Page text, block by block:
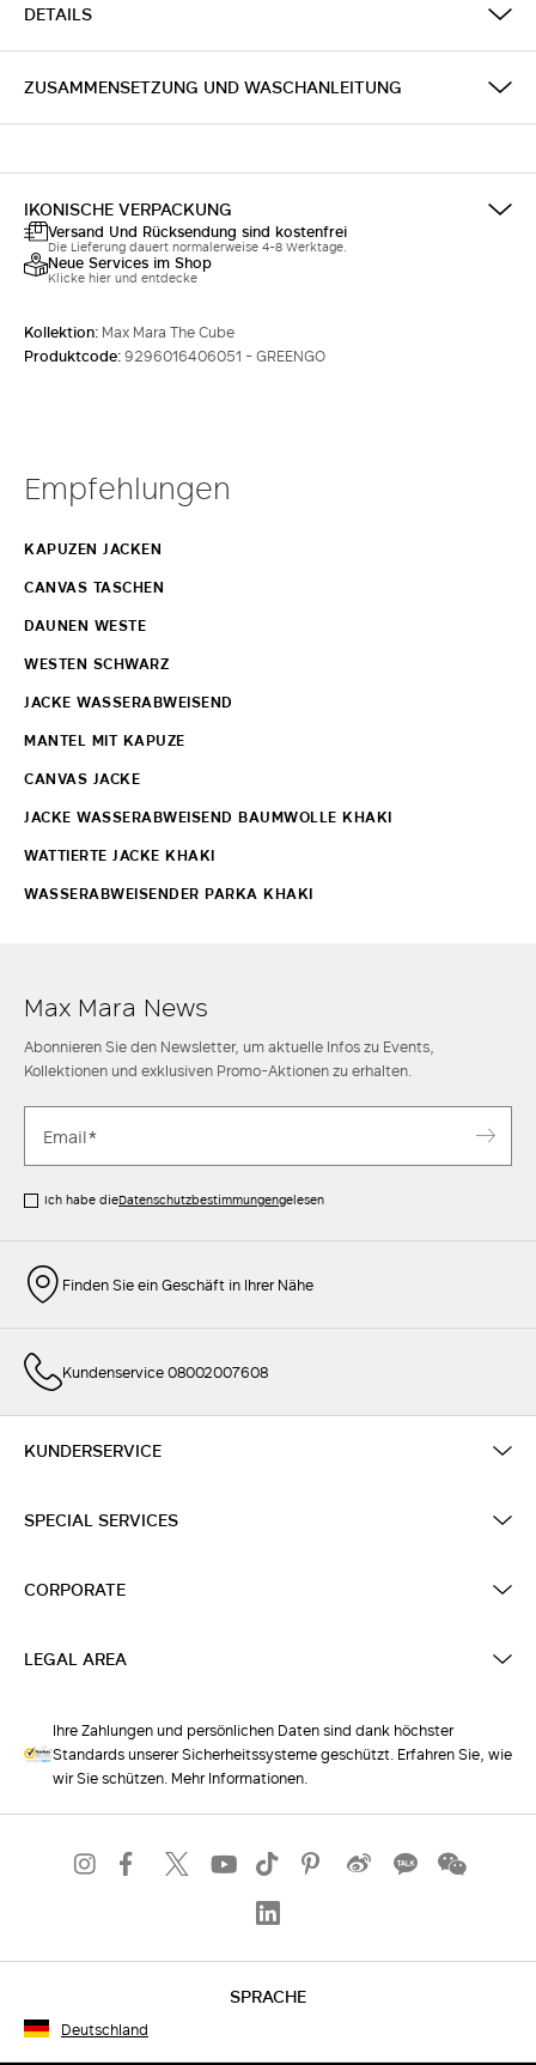
DETAILS
ZUSAMMENSETZUNG UND WASCHANLEITUNG
IKONISCHE VERPACKUNG
Versand Und Rücksendung sind kostenfrei
Die Lieferung dauert normalerweise 4-8 Werktage.
Neue Services im Shop
Klicke hier und entdecke
Kollektion: Max Mara The Cube
Produktcode:9296016406051 - GREENGO
Empfehlungen
KAPUZEN JACKEN
CANVAS TASCHEN
DAUNEN WESTE
WESTEN SCHWARZ
JACKE WASSERABWEISEND
MANTEL MIT KAPUZE
CANVAS JACKE
JACKE WASSERABWEISEND BAUMWOLLE KHAKI
WATTIERTE JACKE KHAKI
WASSERABWEISENDER PARKA KHAKI
Max Mara News
Abonnieren Sie den Newsletter, um aktuelle Infos zu Events,
Kollektionen und exklusiven Promo-Aktionen zu erhalten.
Ich habe dieDatenschutzbestimmungengelesen
Finden Sie ein Geschäft in Ihrer Nähe
Kundenservice 08002007608
KUNDERSERVICE
SPECIAL SERVICES
CORPORATE
LEGAL AREA
Ihre Zahlungen und persönlichen Daten sind dank höchster
Standards unserer Sicherheitssysteme geschützt. Erfahren Sie, wie
wir Sie schützen. Mehr Informationen.
SPRACHE
Deutschland